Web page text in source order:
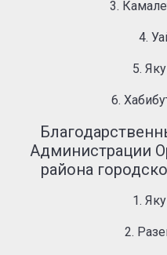
3.
4.
5.
6.
Администрации
района
1.
2.